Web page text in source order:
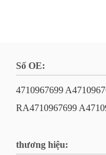
Số OE:
4710967699
RA4710967699
thương hiệu: